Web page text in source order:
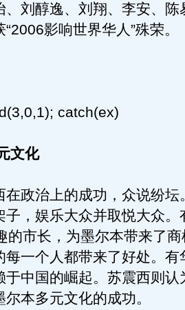
、刘醇逸、刘翔、李安、陈
影响世界华人”殊荣。
catch(ex)
文化
政治上的成功，众说纷坛
子，娱乐大众并取悦大众。
的市长，为墨尔本带来了
每一个人都带来了好处。有
于中国的崛起。苏震西则认
本多元文化的成功。